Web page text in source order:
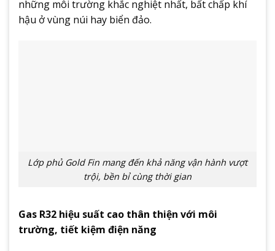
những môi trường khắc nghiệt nhất, bất chấp khí
hậu ở vùng núi hay biển đảo.
Lớp phủ Gold Fin mang đến khả năng vận hành vượt
trội, bền bỉ cùng thời gian
Gas R32 hiệu suất cao thân thiện với môi
trường, tiết kiệm điện năng